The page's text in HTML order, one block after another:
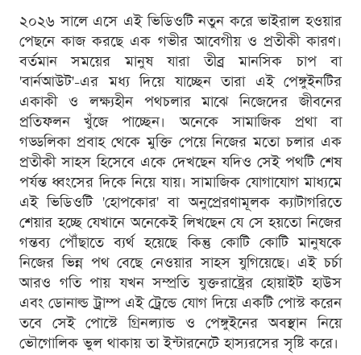
২০২৬ সালে এসে এই ভিডিওটি নতুন করে ভাইরাল হওয়ার
পেছনে কাজ করছে এক গভীর আবেগীয় ও প্রতীকী কারণ।
বর্তমান সময়ের মানুষ যারা তীব্র মানসিক চাপ বা
'বার্নআউট'-এর মধ্য দিয়ে যাচ্ছেন তারা এই পেঙ্গুইনটির
একাকী ও লক্ষ্যহীন পথচলার মাঝে নিজেদের জীবনের
প্রতিফলন খুঁজে পাচ্ছেন। অনেকে সামাজিক প্রথা বা
গড্ডলিকা প্রবাহ থেকে মুক্তি পেয়ে নিজের মতো চলার এক
প্রতীকী সাহস হিসেবে একে দেখছেন যদিও সেই পথটি শেষ
পর্যন্ত ধ্বংসের দিকে নিয়ে যায়। সামাজিক যোগাযোগ মাধ্যমে
এই ভিডিওটি 'হোপকোর' বা অনুপ্রেরণামূলক ক্যাটাগরিতে
শেয়ার হচ্ছে যেখানে অনেকেই লিখছেন যে সে হয়তো নিজের
গন্তব্য পৌঁছাতে ব্যর্থ হয়েছে কিন্তু কোটি কোটি মানুষকে
নিজের ভিন্ন পথ বেছে নেওয়ার সাহস যুগিয়েছে। এই চর্চা
আরও গতি পায় যখন সম্প্রতি যুক্তরাষ্ট্রের হোয়াইট হাউস
এবং ডোনাল্ড ট্রাম্প এই ট্রেন্ডে যোগ দিয়ে একটি পোস্ট করেন
তবে সেই পোস্টে গ্রিনল্যান্ড ও পেঙ্গুইনের অবস্থান নিয়ে
ভৌগোলিক ভুল থাকায় তা ইন্টারনেটে হাস্যরসের সৃষ্টি করে।